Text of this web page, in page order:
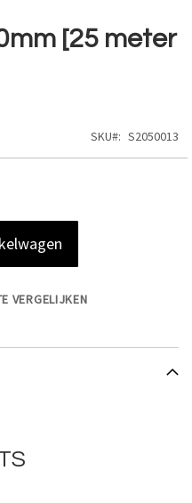
[25 meter
SKU S2050013
VERGELIJKEN